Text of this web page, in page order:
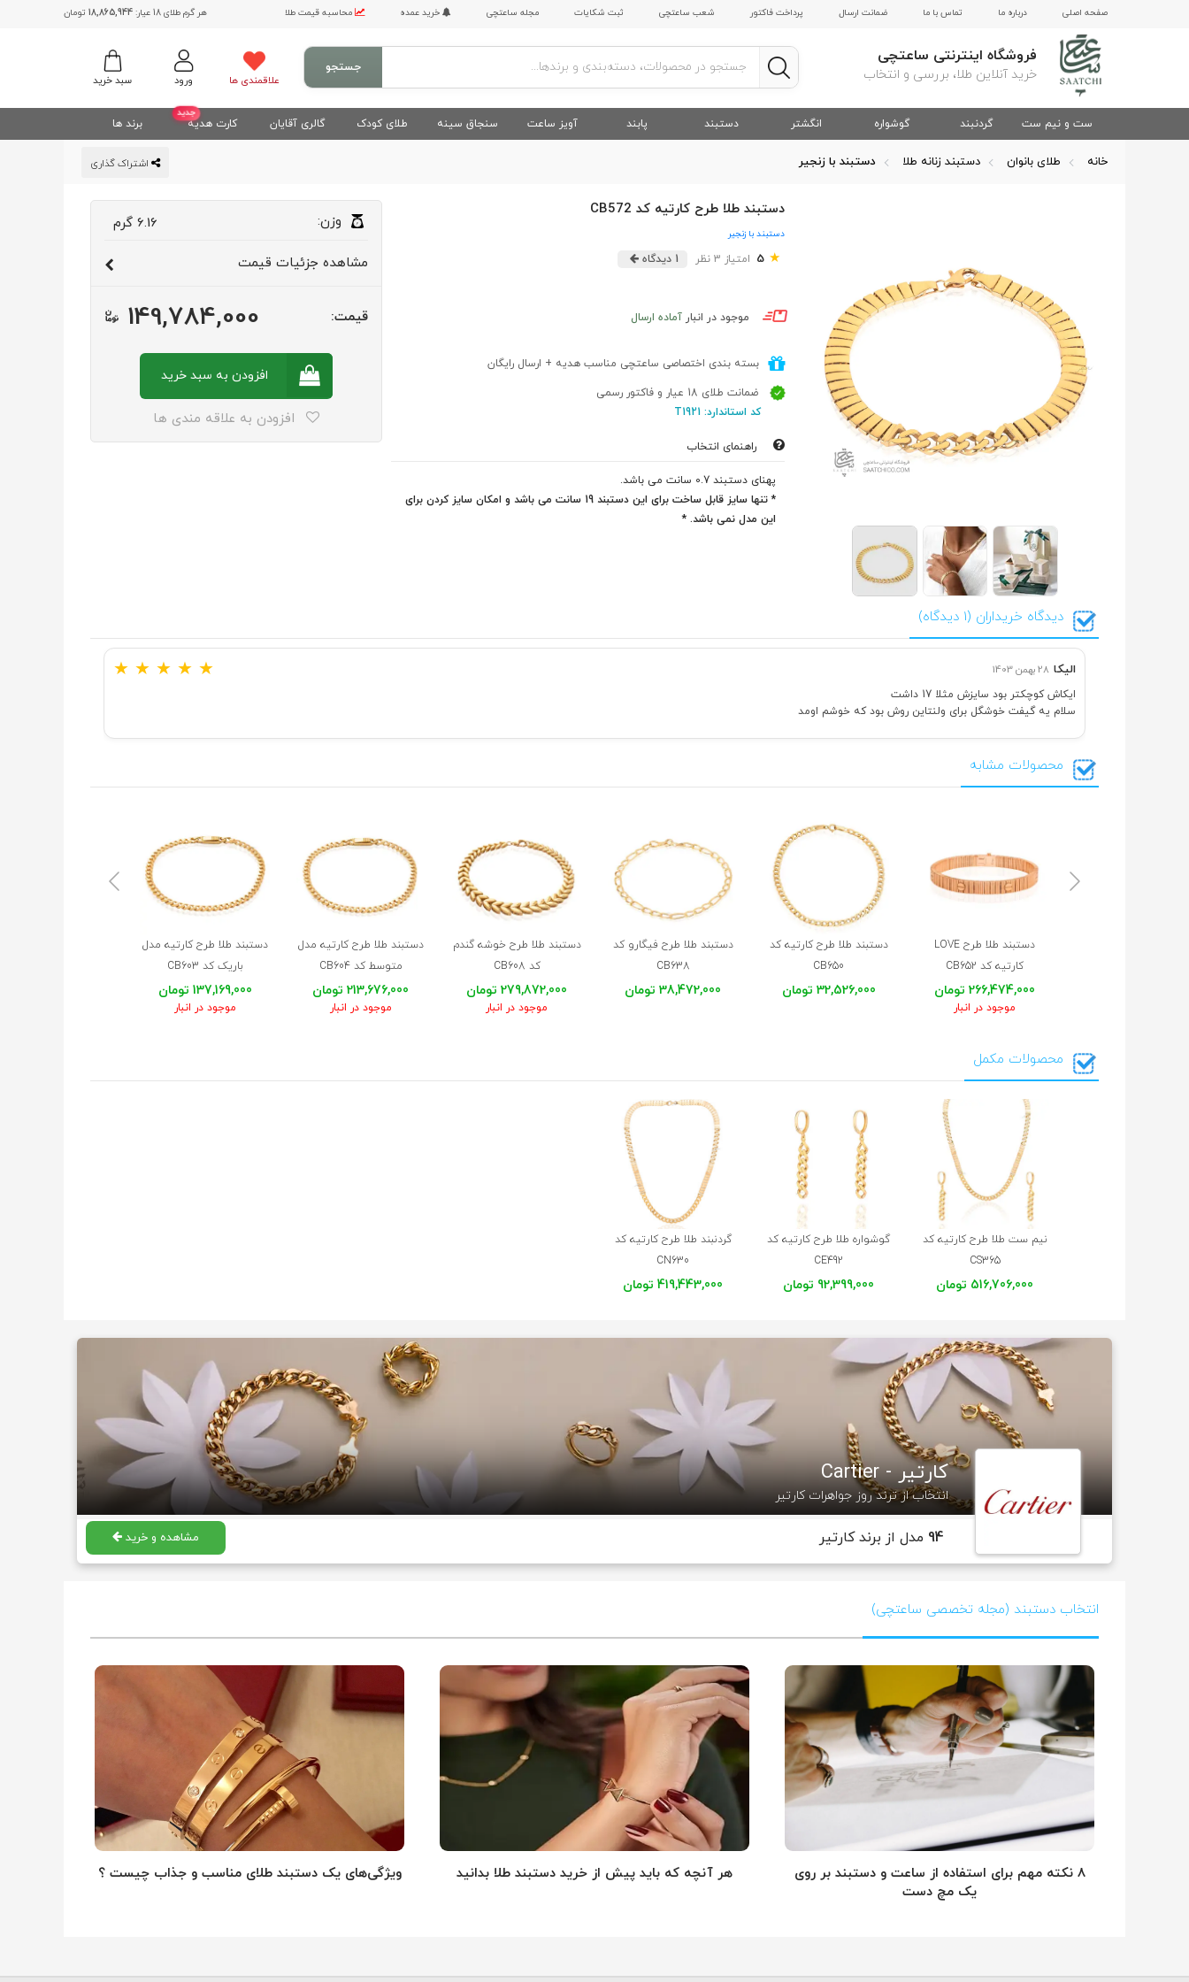
صفحه اصلی درباره ما تماس با ما ضمانت ارسال پرداخت فاکتور شعب ساعتچی ثبت شکایات مجله ساعتچی خرید عمده محاسبه قیمت طلا هر گرم طلای 18 عیار: 18,865,944 تومان
فروشگاه اینترنتی ساعتچی
خرید آنلاین طلا، بررسی و انتخاب سبد خرید ورود علاقمندی ها
جستجو
ست و نیم ست گردنبند گوشواره انگشتر دستبند پابند آویز ساعت سنجاق سینه طلای کودک گالری آقایان
جدید
کارت هدیه برند ها
خانه طلای بانوان دستبند زنانه طلا دستبند با زنجیر
دستبند طلا طرح کارتیه کد CB572
دستبند با زنجیر
★
5 امتیاز 3 نظر 1 دیدگاه
موجود در انبار آماده ارسال
بسته بندی اختصاصی ساعتچی مناسب هدیه + ارسال رایگان
ضمانت طلای 18 عیار و فاکتور رسمی
کد استاندارد: T1921
راهنمای انتخاب
پهنای دستبند 0.7 سانت می باشد.
* تنها سایز قابل ساخت برای این دستبند 19 سانت می باشد و امکان سایز کردن برای
این مدل نمی باشد. *
وزن: 6.16 گرم
مشاهده جزئیات قیمت
قیمت: 149,784,000
افزودن به سبدخرید
افزودن به علاقه مندی ها
دیدگاه خریداران (1 دیدگاه)
الیکا 28 بهمن 1403 ★ ★ ★ ★ ★
ایکاش کوچکتر بود سایزش مثلا 17 داشت
سلام یه گیفت خوشگل برای ولنتاین روش بود که خوشم اومد
محصولات مشابه
دستبند طلا طرح LOVE
کارتیه کد CB652
266,474,000 تومان
موجود در انبار
دستبند طلا طرح کارتیه کد
CB650
32,526,000 تومان
دستبند طلا طرح فیگارو کد
CB638
38,472,000 تومان
دستبند طلا طرح خوشه گندم
کد CB608
279,872,000 تومان
موجود در انبار
دستبند طلا طرح کارتیه مدل
متوسط کد CB604
213,676,000 تومان
موجود در انبار
دستبند طلا طرح کارتیه مدل
باریک کد CB603
137,169,000 تومان
موجود در انبار
محصولات مکمل
نیم ست طلا طرح کارتیه کد
CS365
516,706,000 تومان
گوشواره طلا طرح کارتیه کد
CE492
92,399,000 تومان
گردنبند طلا طرح کارتیه کد
CN630
419,443,000 تومان
کارتیر - Cartier
انتخاب از ترند روز جواهرات کارتیر
94 مدل از برند کارتیر مشاهده و خرید
انتخاب دستبند (مجله تخصصی ساعتچی)
۸ نکته مهم برای استفاده از ساعت و دستبند بر روی
یک مچ دست
هر آنچه که باید پیش از خرید دستبند طلا بدانید ویژگی‌های یک دستبند طلای مناسب و جذاب چیست ؟